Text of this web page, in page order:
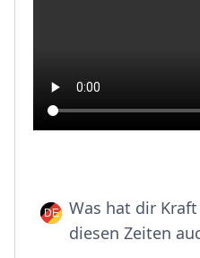
Was hat dir
diesen Zeiten